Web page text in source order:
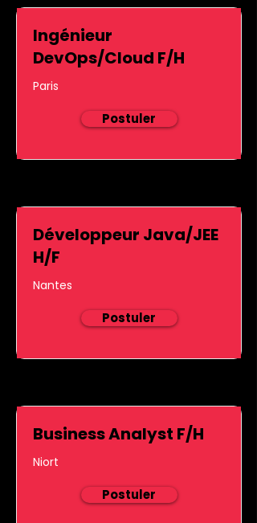
Ingénieur
DevOps/Cloud F/H
Paris
Postuler
Développeur Java/JEE
H/F
Nantes
Postuler
Business Analyst F/H
Niort
Postuler